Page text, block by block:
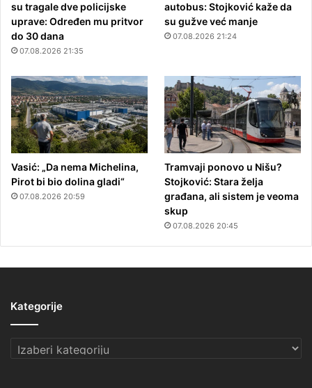
su tragale dve policijske
uprave: Određen mu pritvor
do 30 dana
07.08.2026 21:35
autobus: Stojković kaže da
su gužve već manje
07.08.2026 21:24
Vasić: „Da nema Michelina,
Pirot bi bio dolina gladi“
07.08.2026 20:59
Tramvaji ponovo u Nišu?
Stojković: Stara želja
građana, ali sistem je veoma
skup
07.08.2026 20:45
Kategorije
Kategorije